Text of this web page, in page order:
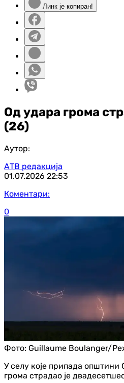
Линк је копиран!
Од удара грома
(26)
Аутор:
АТВ редакција
01.07.2026 22:53
Коментари:
0
Фото: Guillaume Boulanger/
У селу које припада општини
грома страдао је